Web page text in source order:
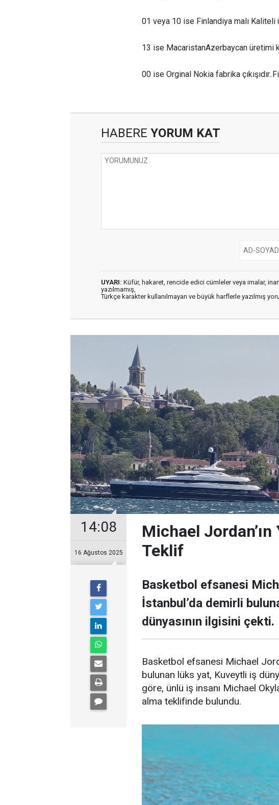
01 veya 10 ise Finlandiya malı Kaliteli
13 ise MacaristanAzerbaycan üretimi
00 ise Orginal Nokia fabrika
HABERE YORUM KAT
UYARI: Küfür, hakaret, rencide edici cümleler veya imalar,
yazılmamış,
Türkçe karakter kullanılmayan ve büyük harflerle yazılmış
14:08
16 Ağustos 2025
Michael Jordan’ın
Teklif
Basketbol efsanesi
İstanbul’da demirli
dünyasının ilgisini çekti.
Basketbol efsanesi Michael
bulunan lüks yat, Kuveytli iş
göre, ünlü iş insanı Michael
alma teklifinde bulundu.